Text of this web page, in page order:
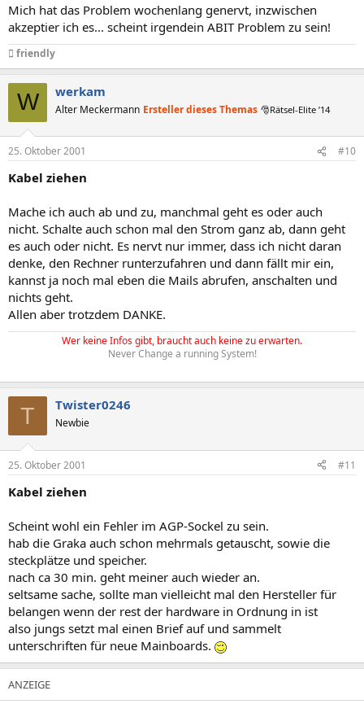
Mich hat das Problem wochenlang genervt, inzwischen
akzeptier ich es... scheint irgendein ABIT Problem zu sein!
 friendly
W werkam
Alter Meckermann Ersteller dieses Themas 🎅Rätsel-Elite ’14
25. Oktober 2001 #10
Kabel ziehen
Mache ich auch ab und zu, manchmal geht es oder auch
nicht. Schalte auch schon mal den Strom ganz ab, dann geht
es auch oder nicht. Es nervt nur immer, dass ich nicht daran
denke, den Rechner runterzufahren und dann fällt mir ein,
kannst ja noch mal eben die Mails abrufen, anschalten und
nichts geht.
Allen aber trotzdem DANKE.
Wer keine Infos gibt, braucht auch keine zu erwarten.
Never Change a running System!
T Twister0246
Newbie
25. Oktober 2001 #11
Kabel ziehen
Scheint wohl ein Fehler im AGP-Sockel zu sein.
hab die Graka auch schon mehrmals getauscht, sowie die
steckplätze und speicher.
nach ca 30 min. geht meiner auch wieder an.
seltsame sache, sollte man vielleicht mal den Hersteller für
belangen wenn der rest der hardware in Ordnung in ist
also jungs setzt mal einen Brief auf und sammelt
unterschriften für neue Mainboards.